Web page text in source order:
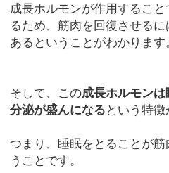
成長ホルモンが作用するこ
るため、筋肉を回復させる
あるということがわかります
そして、この成長ホルモン
分泌が盛んになる という特徴
つまり、睡眠をとることが
うことです。